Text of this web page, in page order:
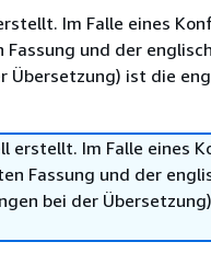
Im Falle eines
und der
Übersetzung) ist die
erstellt. Im Falle eines
Fassung und der
bei der